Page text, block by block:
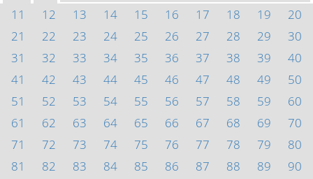
11
12 13 14 15 16 17 18 19
20
21
22 23 24 25 26 27 28 29
30
31
32 33 34 35 36 37 38 39
40
41
42 43 44 45 46 47 48 49
50
51
52 53 54 55 56 57 58 59
60
61
62 63 64 65 66 67 68 69
70
71
72 73 74 75 76 77 78 79
80
81
82 83 84 85 86 87 88 89
90